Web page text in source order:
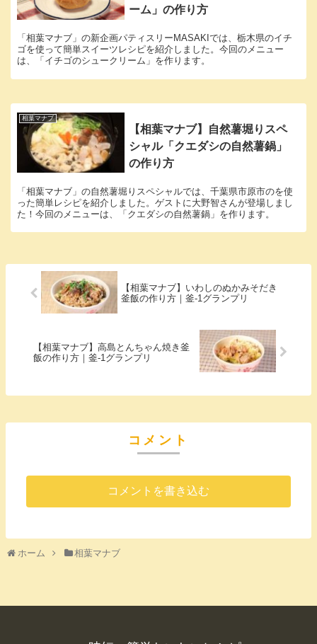
ーム」の作り方
「相葉マナブ」の新企画パティスリーMASAKIでは、栃木県のイチ
ゴを使って簡単スイーツレシピを紹介しました。今回のメニュー
は、「イチゴのシュークリーム」を作ります。
相葉マナブ
【相葉マナブ】自然薯堀りスペ
シャル「クエダシの自然薯鍋」
の作り方
「相葉マナブ」の自然薯堀りスペシャルでは、千葉県市原市のを使
った簡単レシピを紹介しました。ゲストに大野智さんが登場しまし
た！今回のメニューは、「クエダシの自然薯鍋」を作ります。
【相葉マナブ】いわしのぬかみそだき
釜飯の作り方｜釜-1グランプリ
【相葉マナブ】高島とんちゃん焼き釜
飯の作り方｜釜-1グランプリ
コメント
コメントを書き込む
ホーム 相葉マナブ